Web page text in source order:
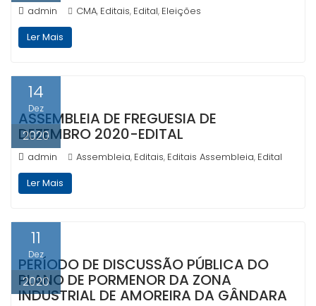
admin CMA, Editais, Edital, Eleições
Ler Mais
14
Dez
2020
ASSEMBLEIA DE FREGUESIA DE
DEZEMBRO 2020-EDITAL
admin Assembleia, Editais, Editais Assembleia, Edital
Ler Mais
11
Dez
2020
PERÍODO DE DISCUSSÃO PÚBLICA DO
PLANO DE PORMENOR DA ZONA
INDUSTRIAL DE AMOREIRA DA GÂNDARA